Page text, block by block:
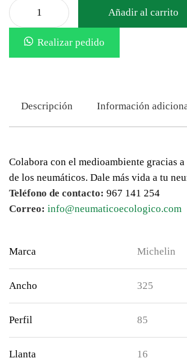
Añadir al carrito
Realizar pedido
Descripción Información
Colabora con el medioambiente gracias
de los neumáticos. Dale más vida a tu
Teléfono de contacto: 967 141 254
Correo: info@neumaticoecologico.com
Marca Michelin
Ancho 325
Perfil 85
Llanta 16